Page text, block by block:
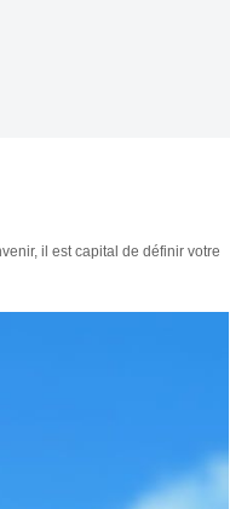
il est capital de définir votre